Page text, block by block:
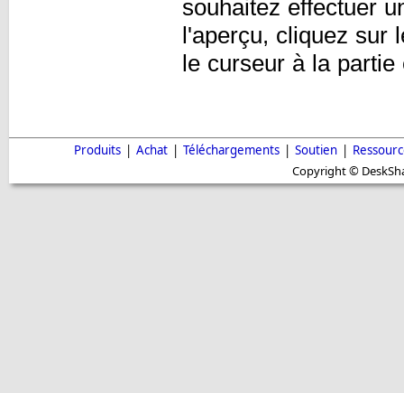
souhaitez effectuer
l'aperçu, cliquez sur
le curseur à la partie
Produits | Achat | Téléchargements | Soutien |
Copyright ©